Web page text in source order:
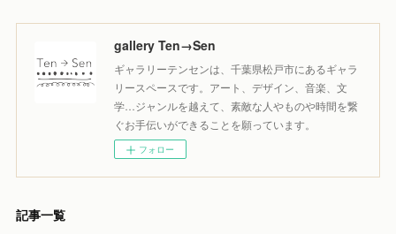
gallery Ten→Sen
ギャラリーテンセンは、千葉県松戸市にあるギャラ
リースペースです。アート、デザイン、音楽、文
学…ジャンルを越えて、素敵な人やものや時間を繋
ぐお手伝いができることを願っています。
フォロー
記事一覧